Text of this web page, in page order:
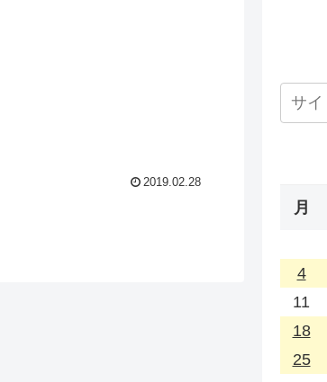
2019.02.28
月
4
11
18
25